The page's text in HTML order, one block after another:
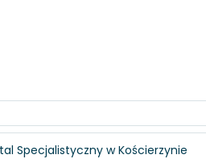
Specjalistyczny w Kościerzynie